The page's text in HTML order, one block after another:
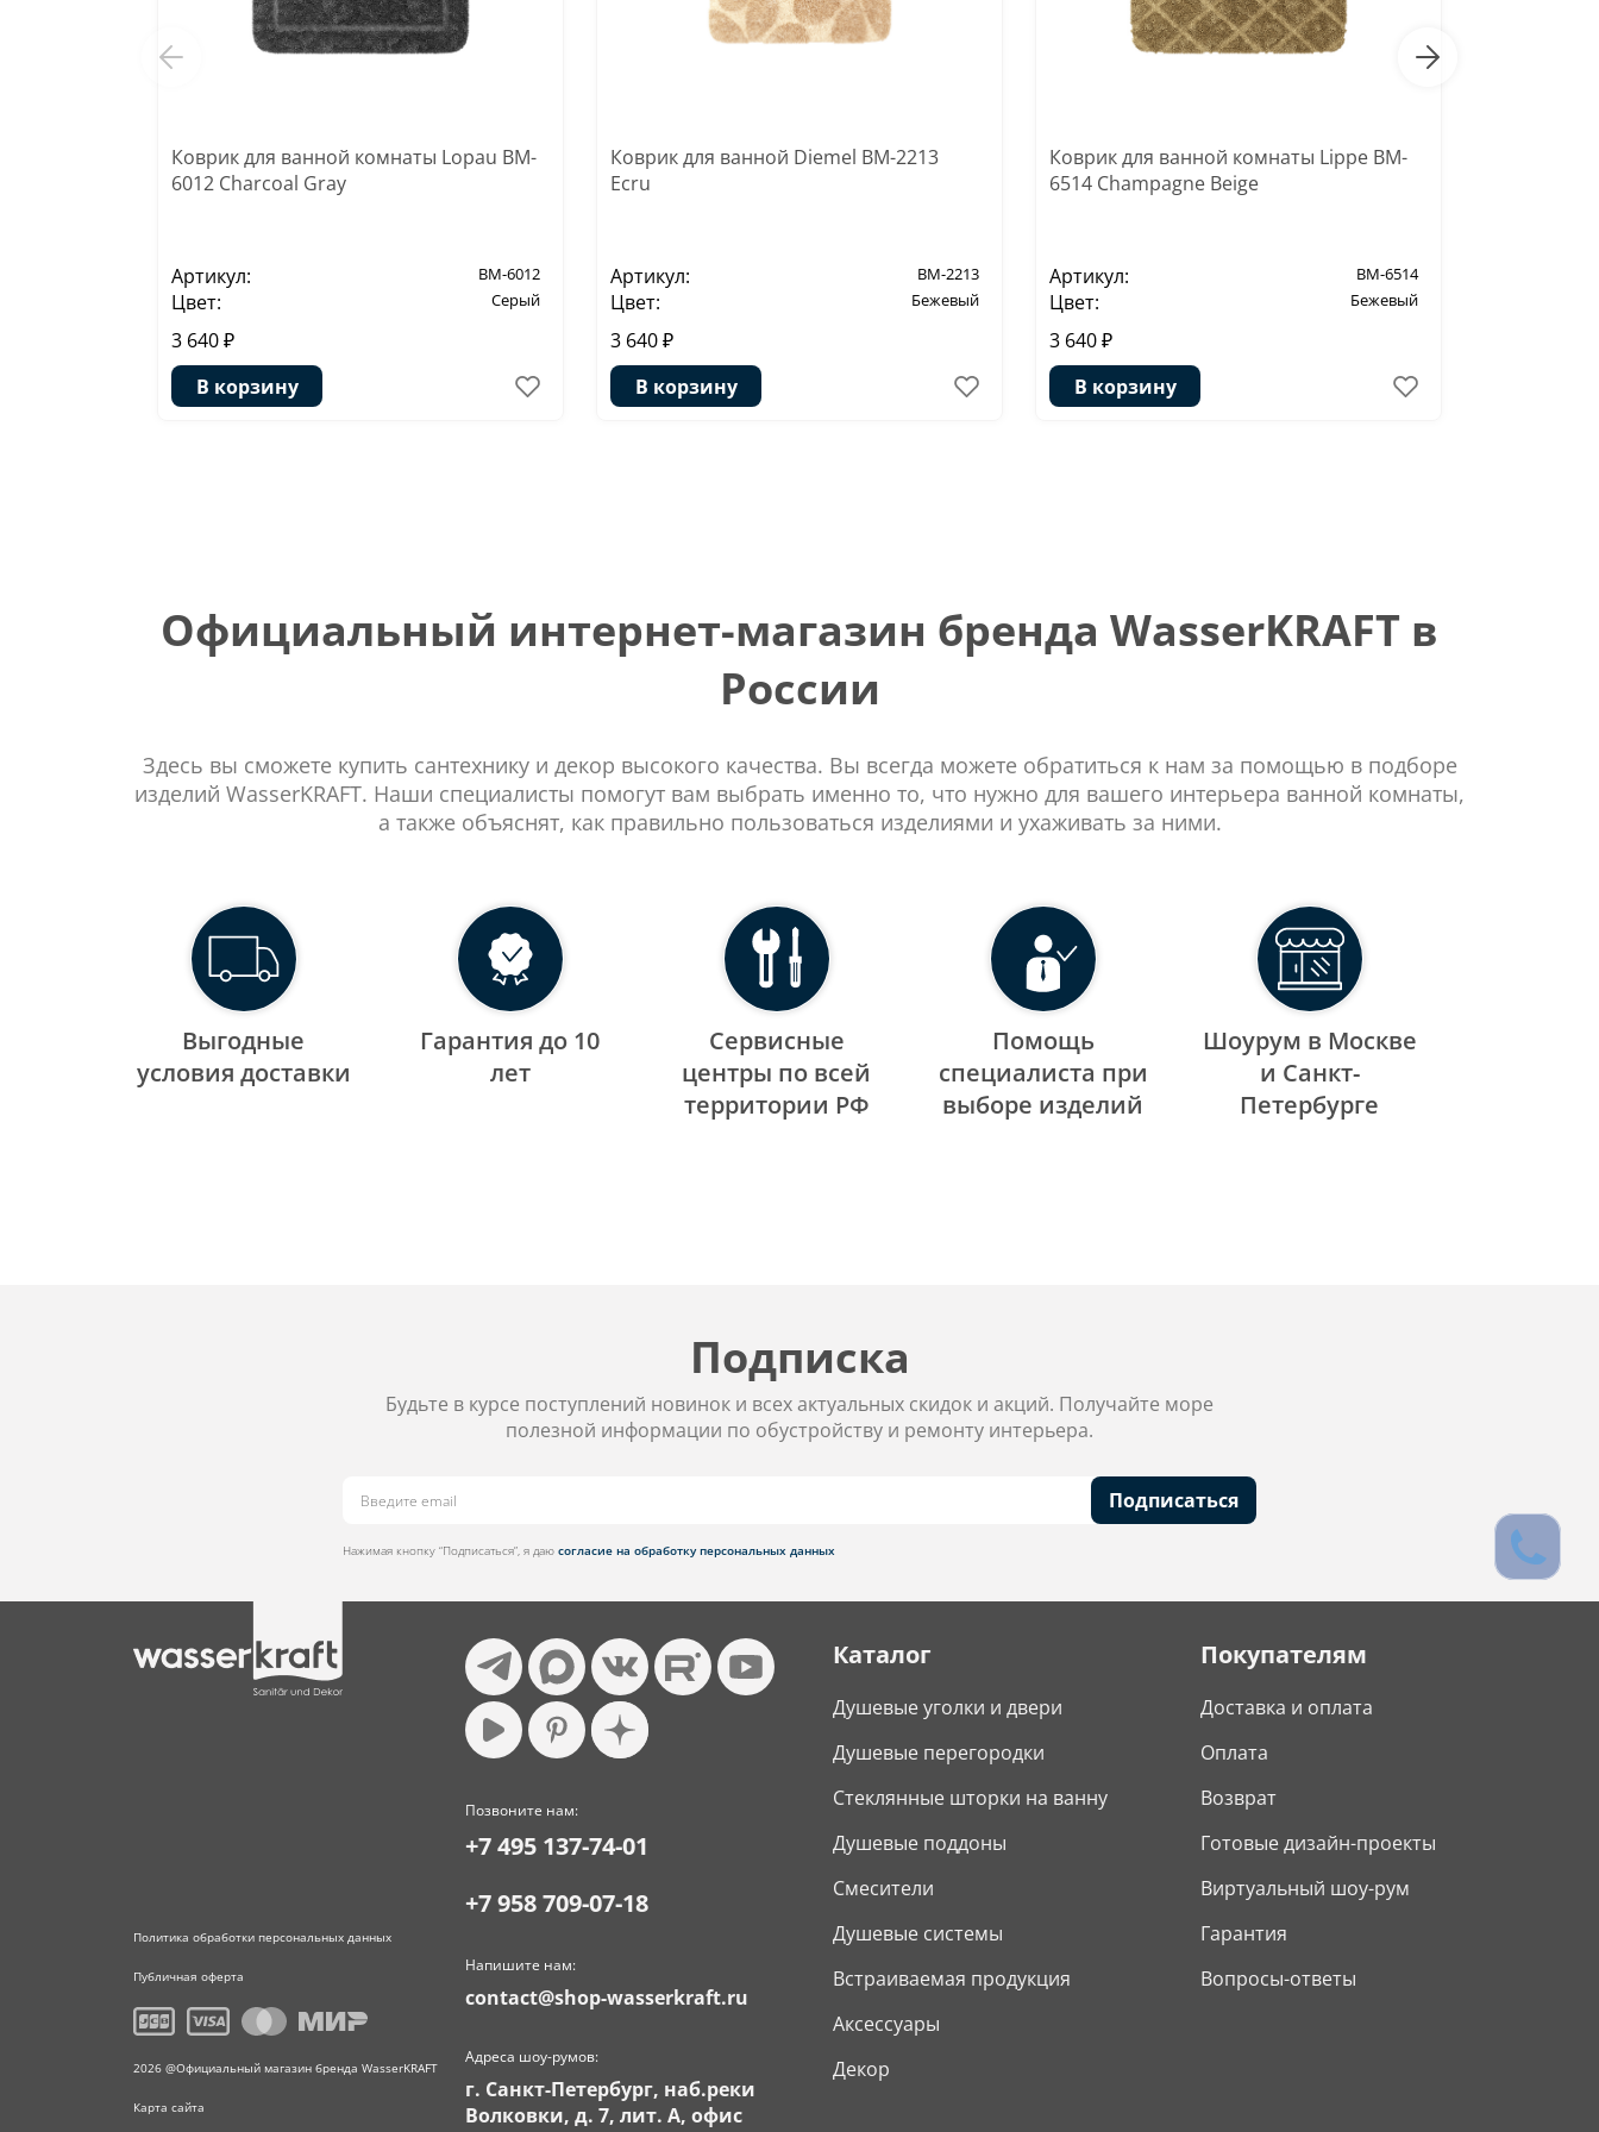
Коврик для ванной комнаты Lopau BM-
6012 Charcoal Gray
Артикул: BM-6012
Цвет: Серый
3 640 ₽
В корзину
Коврик для ванной Diemel BM-2213
Ecru
Артикул: BM-2213
Цвет: Бежевый
3 640 ₽
В корзину
Коврик для ванной комнаты Lippe BM-
6514 Champagne Beige
Артикул: BM-6514
Цвет: Бежевый
3 640 ₽
В корзину
Официальный интернет-магазин бренда WasserKRAFT в
России
Здесь вы сможете купить сантехнику и декор высокого качества. Вы всегда можете обратиться к нам за помощью в подборе
изделий WasserKRAFT. Наши специалисты помогут вам выбрать именно то, что нужно для вашего интерьера ванной комнаты,
а также объяснят, как правильно пользоваться изделиями и ухаживать за ними.
Выгодные
уcловия доставки
Гарантия до 10
лет
Сервисные
центры по всей
территории РФ
Помощь
специалиста при
выборе изделий
Шоурум в Москве
и Санкт-
Петербурге
Подписка
Будьте в курсе поступлений новинок и всех актуальных скидок и акций. Получайте море
полезной информации по обустройству и ремонту интерьера.
Подписаться
Нажимая кнопку “Подписаться”, я даю согласие на обработку персональных данных
Политика обработки персональных данных
Публичная оферта
2026 @Официальный магазин бренда WasserKRAFT
Карта сайта
Позвоните нам:
+7 495 137-74-01
+7 958 709-07-18
Напишите нам:
contact@shop-wasserkraft.ru
Адреса шоу-румов:
г. Санкт-Петербург, наб.реки
Волковки, д. 7, лит. А, офис
Каталог
Душевые уголки и двери
Душевые перегородки
Стеклянные шторки на ванну
Душевые поддоны
Смесители
Душевые системы
Встраиваемая продукция
Аксессуары
Декор
Покупателям
Доставка и оплата
Оплата
Возврат
Готовые дизайн-проекты
Виртуальный шоу-рум
Гарантия
Вопросы-ответы